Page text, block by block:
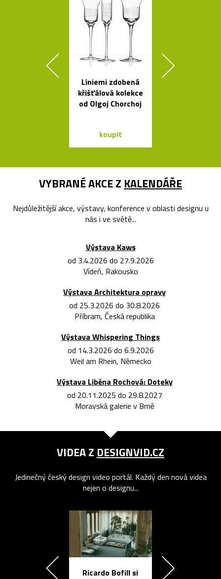
Liniemi zdobená
křišťálová kolekce
od Olgoj Chorchoj
koupit
VYBRANÉ AKCE Z KALENDÁŘE
Nejdůležitější akce, výstavy, konference v oblasti designu u
nás i ve světě...
Výstava Kaws
od 3.4.2026 do 27.9.2026
Vídeň, Rakousko
Výstava Architektura opravy
od 25.3.2026 do 30.8.2026
Příbram, Česká republika
Výstava Whispering Things
od 14.3.2026 do 6.9.2026
Weil am Rhein, Německo
Výstava Liběna Rochová: Doteky
od 20.11.2025 do 29.8.2027
Moravská galerie v Brně
VIDEA Z DESIGNVID.CZ
Jedinečný český design video portál. Každý den nová videa
nejen o designu...
Ricardo Bofill si